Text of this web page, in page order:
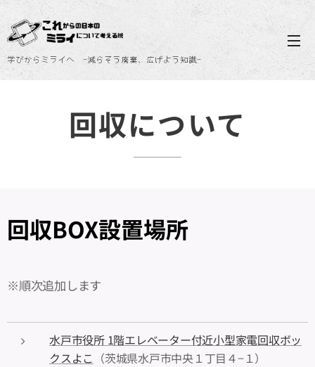
学びからミライへ -減らそう廃棄、広げよう知識-
回収について
回収BOX設置場所
※順次追加します
水戸市役所 1階エレベーター付近小型家電回収ボッ
クスよこ （茨城県水戸市中央１丁目４−１）